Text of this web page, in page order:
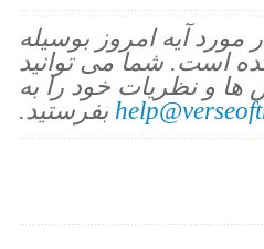
مورد آیه امروز بوسیله
است. شما می توانید
و نظریات خود را به
بفرستید.